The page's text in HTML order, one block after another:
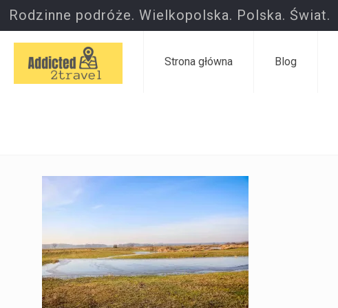
Rodzinne podróże. Wielkopolska. Polska. Świat.
Strona główna Blog